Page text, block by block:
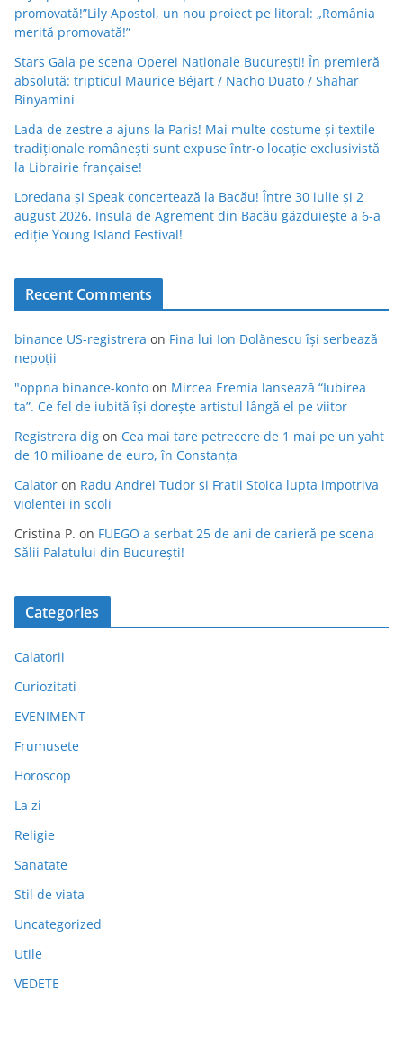
promovată!”Lily Apostol, un nou proiect pe litoral: „România
merită promovată!”
Stars Gala pe scena Operei Naționale București! În premieră
absolută: tripticul Maurice Béjart / Nacho Duato / Shahar
Binyamini
Lada de zestre a ajuns la Paris! Mai multe costume și textile
tradiționale românești sunt expuse într-o locație exclusivistă
la Librairie française!
Loredana și Speak concertează la Bacău! Între 30 iulie și 2
august 2026, Insula de Agrement din Bacău găzduiește a 6-a
ediție Young Island Festival!
Recent Comments
binance US-registrera on Fina lui Ion Dolănescu își serbează
nepoții
"oppna binance-konto on Mircea Eremia lansează “Iubirea
ta”. Ce fel de iubită își dorește artistul lângă el pe viitor
Registrera dig on Cea mai tare petrecere de 1 mai pe un yaht
de 10 milioane de euro, în Constanța
Calator on Radu Andrei Tudor si Fratii Stoica lupta impotriva
violentei in scoli
Cristina P. on FUEGO a serbat 25 de ani de carieră pe scena
Sălii Palatului din București!
Categories
Calatorii
Curiozitati
EVENIMENT
Frumusete
Horoscop
La zi
Religie
Sanatate
Stil de viata
Uncategorized
Utile
VEDETE